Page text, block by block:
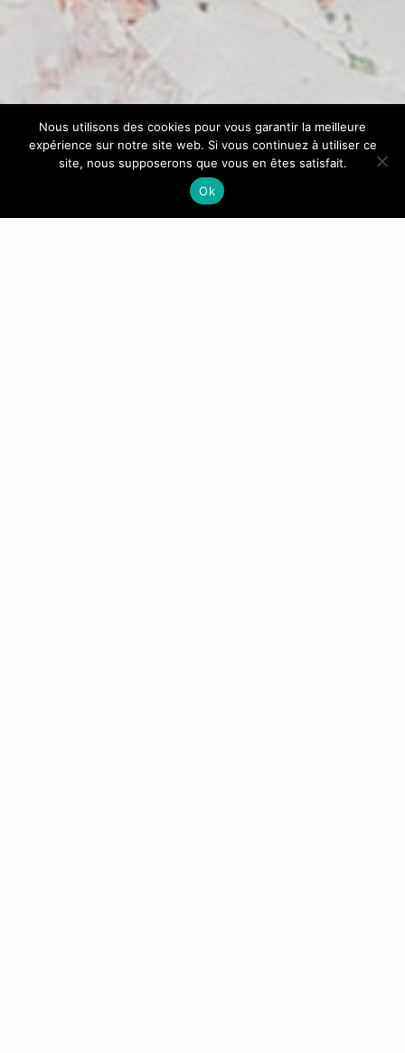
Nous utilisons des cookies pour vous garantir la meilleure
expérience sur notre site web. Si vous continuez à utiliser ce
site, nous supposerons que vous en êtes satisfait.
Ok